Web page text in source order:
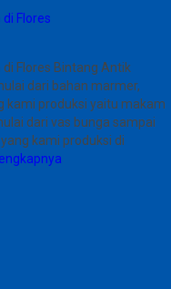
Flores
Flores Bintang Antik
dari bahan marmer,
kami produksi yaitu makam
dari vas bunga sampai
kami produksi di